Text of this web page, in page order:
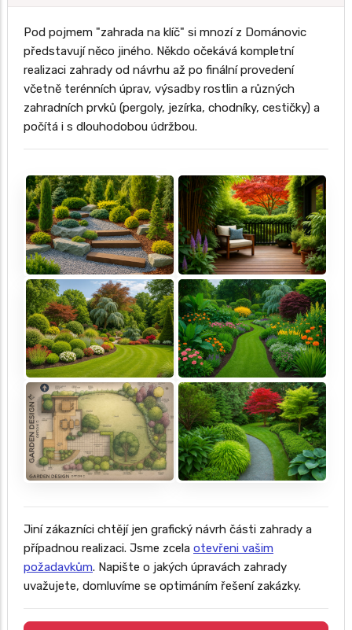
Pod pojmem "zahrada na klíč" si mnozí z Dománovic
představují něco jiného. Někdo očekává kompletní
realizaci zahrady od návrhu až po finální provedení
včetně terénních úprav, výsadby rostlin a různých
zahradních prvků (pergoly, jezírka, chodníky, cestičky) a
počítá i s dlouhodobou údržbou.
Jiní zákazníci chtějí jen grafický návrh části zahrady a
případnou realizaci. Jsme zcela otevřeni vašim
požadavkům. Napište o jakých úpravách zahrady
uvažujete, domluvíme se optimáním řešení zakázky.